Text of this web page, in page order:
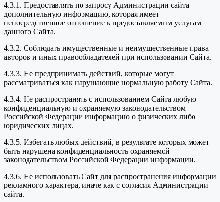
4.3.1. Предоставлять по запросу Администрации сайта
дополнительную информацию, которая имеет
непосредственное отношение к предоставляемым услугам
данного Сайта.
4.3.2. Соблюдать имущественные и неимущественные права
авторов и иных правообладателей при использовании Сайта.
4.3.3. Не предпринимать действий, которые могут
рассматриваться как нарушающие нормальную работу Сайта.
4.3.4. Не распространять с использованием Сайта любую
конфиденциальную и охраняемую законодательством
Российской Федерации информацию о физических либо
юридических лицах.
4.3.5. Избегать любых действий, в результате которых может
быть нарушена конфиденциальность охраняемой
законодательством Российской Федерации информации.
4.3.6. Не использовать Сайт для распространения информации
рекламного характера, иначе как с согласия Администрации
сайта.